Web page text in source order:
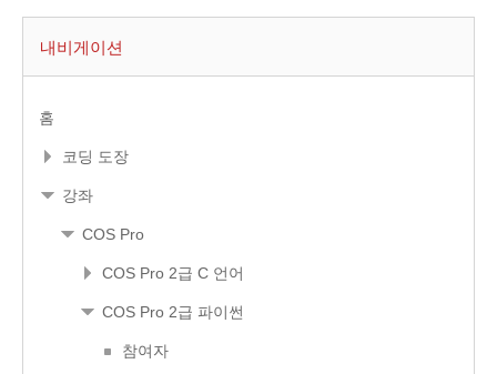
내비게이션
홈
코딩 도장
강좌
COS Pro
COS Pro 2급 C 언어
COS Pro 2급 파이썬
참여자